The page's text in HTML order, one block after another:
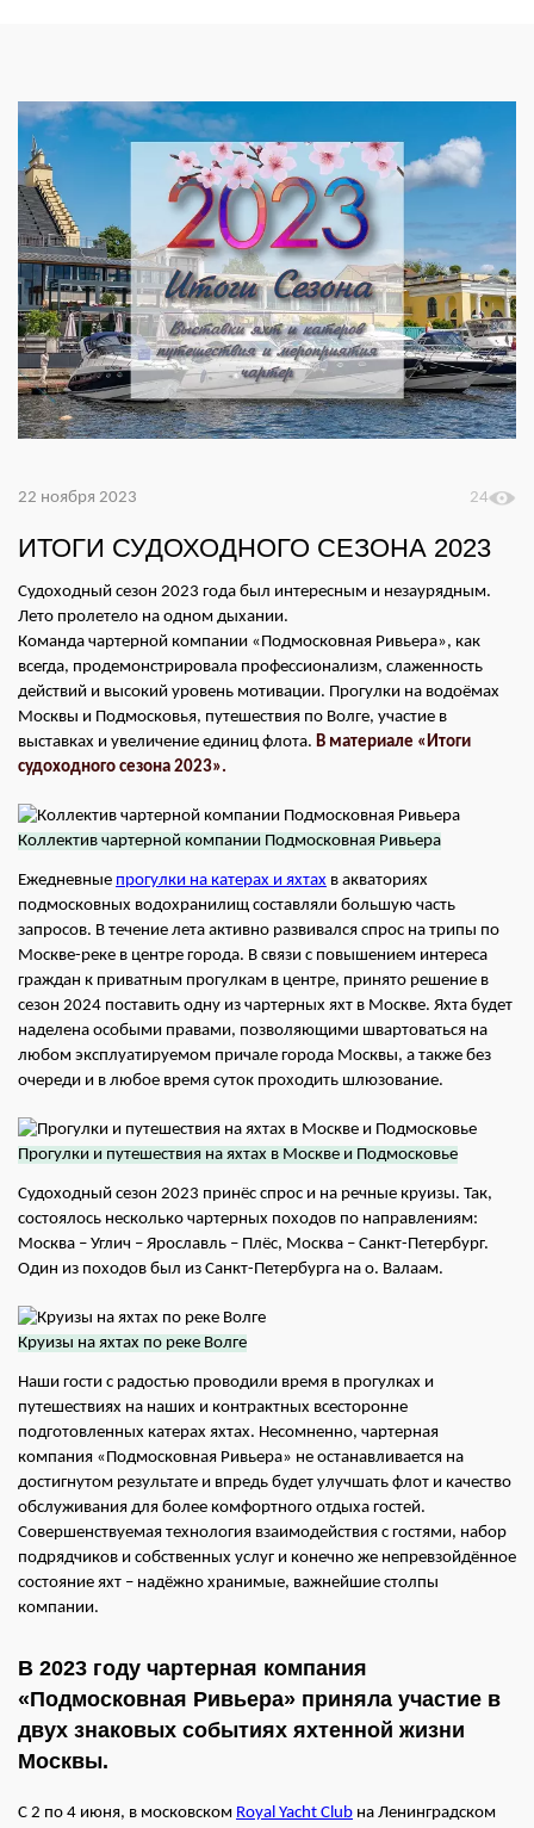
22 ноября 2023 24
ИТОГИ СУДОХОДНОГО СЕЗОНА 2023
Судоходный сезон 2023 года был интересным и незаурядным.
Лето пролетело на одном дыхании.
Команда чартерной компании «Подмосковная Ривьера», как
всегда, продемонстрировала профессионализм, слаженность
действий и высокий уровень мотивации. Прогулки на водоёмах
Москвы и Подмосковья, путешествия по Волге, участие в
выставках и увеличение единиц флота. В материале «Итоги
судоходного сезона 2023».
Коллектив чартерной компании Подмосковная Ривьера
Ежедневные прогулки на катерах и яхтах в акваториях
подмосковных водохранилищ составляли большую часть
запросов. В течение лета активно развивался спрос на трипы по
Москве-реке в центре города. В связи с повышением интереса
граждан к приватным прогулкам в центре, принято решение в
сезон 2024 поставить одну из чартерных яхт в Москве. Яхта будет
наделена особыми правами, позволяющими швартоваться на
любом эксплуатируемом причале города Москвы, а также без
очереди и в любое время суток проходить шлюзование.
Прогулки и путешествия на яхтах в Москве и Подмосковье
Судоходный сезон 2023 принёс спрос и на речные круизы. Так,
состоялось несколько чартерных походов по направлениям:
Москва – Углич – Ярославль – Плёс, Москва – Санкт-Петербург.
Один из походов был из Санкт-Петербурга на о. Валаам.
Круизы на яхтах по реке Волге
Наши гости с радостью проводили время в прогулках и
путешествиях на наших и контрактных всесторонне
подготовленных катерах яхтах. Несомненно, чартерная
компания «Подмосковная Ривьера» не останавливается на
достигнутом результате и впредь будет улучшать флот и качество
обслуживания для более комфортного отдыха гостей.
Совершенствуемая технология взаимодействия с гостями, набор
подрядчиков и собственных услуг и конечно же непревзойдённое
состояние яхт – надёжно хранимые, важнейшие столпы
компании.
В 2023 году чартерная компания
«Подмосковная Ривьера» приняла участие в
двух знаковых событиях яхтенной жизни
Москвы.
С 2 по 4 июня, в московском Royal Yacht Club на Ленинградском